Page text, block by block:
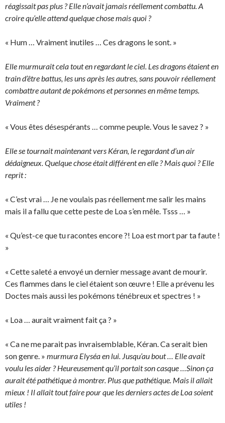
réagissait pas plus ? Elle n’avait jamais réellement combattu. A
croire qu’elle attend quelque chose mais quoi ?
« Hum … Vraiment inutiles … Ces dragons le sont. »
Elle murmurait cela tout en regardant le ciel. Les dragons étaient en
train d’être battus, les uns après les autres, sans pouvoir réellement
combattre autant de pokémons et personnes en même temps.
Vraiment ?
« Vous êtes désespérants … comme peuple. Vous le savez ? »
Elle se tournait maintenant vers Kéran, le regardant d’un air
dédaigneux. Quelque chose était différent en elle ? Mais quoi ? Elle
reprit :
« C’est vrai … Je ne voulais pas réellement me salir les mains
mais il a fallu que cette peste de Loa s’en mêle. Tsss … »
« Qu’est-ce que tu racontes encore ?! Loa est mort par ta faute !
»
« Cette saleté a envoyé un dernier message avant de mourir.
Ces flammes dans le ciel étaient son œuvre ! Elle a prévenu les
Doctes mais aussi les pokémons ténébreux et spectres ! »
« Loa … aurait vraiment fait ça ? »
« Ca ne me parait pas invraisemblable, Kéran. Ca serait bien
son genre. » murmura Elyséa en lui. Jusqu’au bout … Elle avait
voulu les aider ? Heureusement qu’il portait son casque …Sinon ça
aurait été pathétique à montrer. Plus que pathétique. Mais il allait
mieux ! Il allait tout faire pour que les derniers actes de Loa soient
utiles !